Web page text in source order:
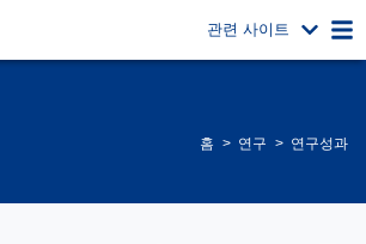
관련 사이트
홈 연구 연구성과